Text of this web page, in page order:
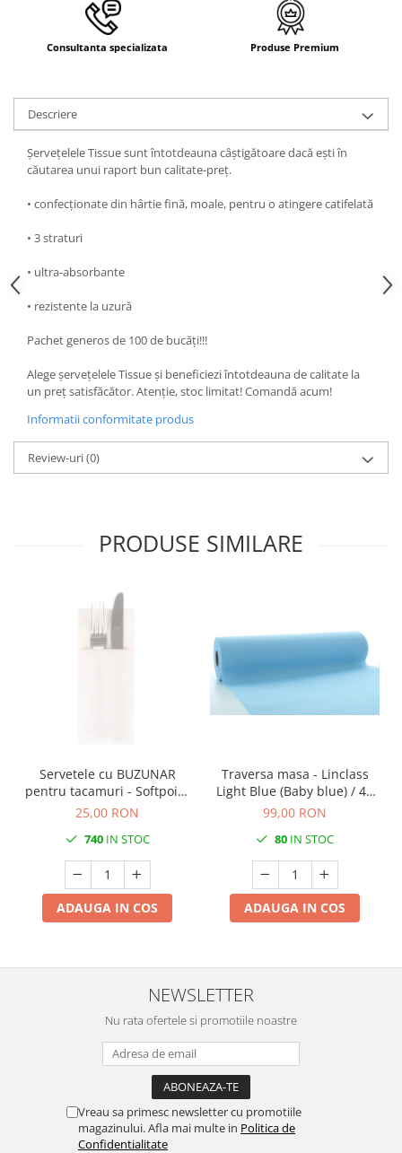
Consultanta specializata Produse Premium
Descriere
Șervețelele Tissue sunt întotdeauna câștigătoare dacă ești în
căutarea unui raport bun calitate-preț.
• confecționate din hârtie fină, moale, pentru o atingere catifelată
• 3 straturi
• ultra-absorbante
• rezistente la uzură
Pachet generos de 100 de bucăți!!!
Alege șervețelele Tissue și beneficiezi întotdeauna de calitate la
un preț satisfăcător. Atenție, stoc limitat! Comandă acum!
Informatii conformitate produs
Review-uri(0)
PRODUSE SIMILARE
Servetele cu BUZUNAR
pentru tacamuri - Softpoint
(Alb) / 33 x 40 cm / 50 buc
25,00 RON
740IN STOC
ADAUGA IN COS
Traversa masa - Linclass
Light Blue (Baby blue) / 40
cm x 24 m / 1 rola
99,00 RON
80 IN STOC
ADAUGA IN COS
NEWSLETTER
Nu rata ofertele si promotiile noastre
Vreau sa primesc newsletter cu promotiile
magazinului. Afla mai multe in Politica de
Confidentialitate